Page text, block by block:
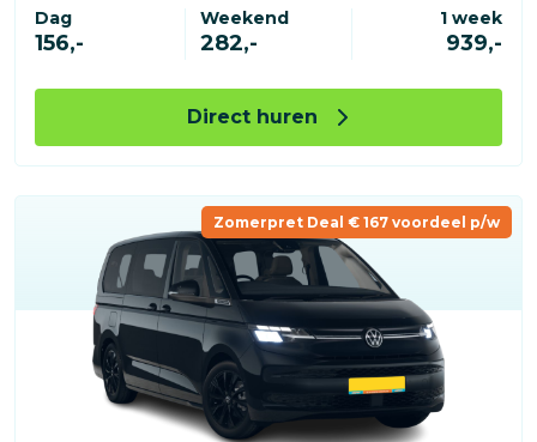
Dag
156,-
Weekend
282,-
1 week
939,-
Direct huren
Zomerpret Deal € 167 voordeel p/w